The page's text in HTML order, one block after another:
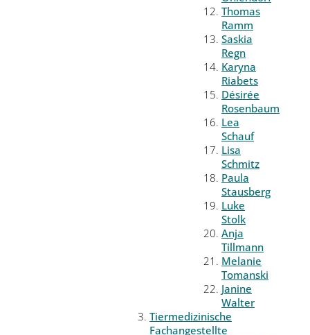
Thomas
Ramm
Saskia
Regn
Karyna
Riabets
Désirée
Rosenbaum
Lea
Schauf
Lisa
Schmitz
Paula
Stausberg
Luke
Stolk
Anja
Tillmann
Melanie
Tomanski
Janine
Walter
Tiermedizinische
Fachangestellte